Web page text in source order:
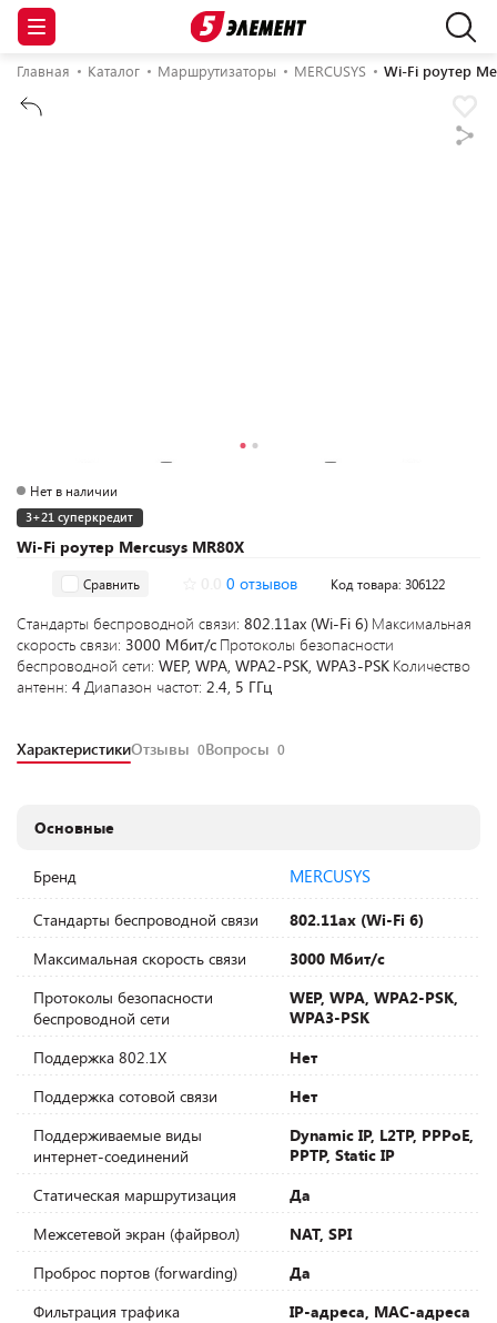
Главная Каталог Маршрутизаторы MERCUSYS Wi-Fi роутер
Wi-Fi роутер Mercusys MR80X
Нет в наличии
3+21 суперкредит
Сравнить 0 отзывов Код товара: 306122
Стандарты беспроводной связи: 802.11ax (Wi-Fi 6) Максимальная
скорость связи: 3000 Мбит/с Протоколы безопасности
беспроводной сети: WEP, WPA, WPA2-PSK, WPA3-PSK Количество
антенн: 4 Диапазон частот: 2.4, 5 ГГц
ХарактеристикиОтзывы 0Вопросы 0
Основные
Бренд MERCUSYS
Стандарты беспроводной связи
802.11ax (Wi-Fi 6)
Максимальная скорость связи
3000 Мбит/с
Протоколы безопасности
беспроводной сети
WEP, WPA, WPA2-PSK,
WPA3-PSK
Поддержка 802.1X
Нет
Поддержка сотовой связи
Нет
Поддерживаемые виды
интернет-соединений
Dynamic IP, L2TP, PPPoE,
PPTP, Static IP
Статическая маршрутизация
Да
Межсетевой экран (файрвол)
NAT, SPI
Проброс портов (forwarding)
Да
Фильтрация трафика
IP-адреса, MAC-адреса